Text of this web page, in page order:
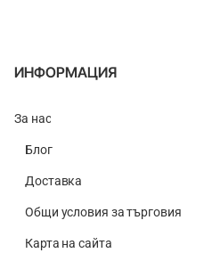
ИНФОРМАЦИЯ
За нас
Блог
Доставка
Общи условия за търговия
Карта на сайта